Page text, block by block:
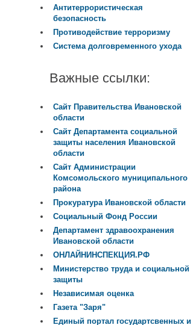
Антитеррористическая
безопасность
Противодействие терроризму
Система долговременного ухода
Важные ссылки:
Сайт Правительства Ивановской
области
Сайт Департамента социальной
защиты населения Ивановской
области
Сайт Администрации
Комсомольского муниципального
района
Прокуратура Ивановской области
Социальный Фонд России
Департамент здравоохранения
Ивановской области
ОНЛАЙНИНСПЕКЦИЯ.РФ
Министерство труда и социальной
защиты
Независимая оценка
Газета "Заря"
Единый портал государтсвенных и